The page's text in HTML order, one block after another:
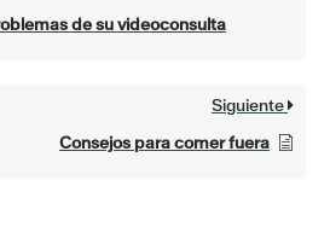
de su videoconsulta
Siguiente
Consejos para comer fuera